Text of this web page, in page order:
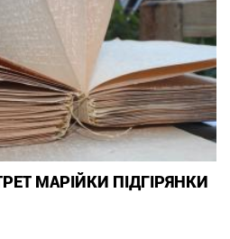
МАРІЙКИ ПІДГІРЯНКИ